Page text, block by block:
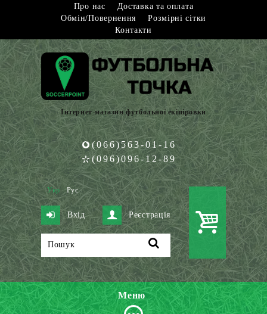
Про нас
Доставка та оплата
Обмін/Повернення
Розмірні сітки
Контакти
Інтернет-магазин футбольної екіпіровки
(066)563-01-16
(096)096-12-89
Укр Рус
Вхід Реєстрація
Меню